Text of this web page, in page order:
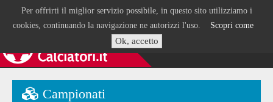
Per offrirti il miglior servizio possibile, in questo sito utilizziamo i
cookies, continuando la navigazione ne autorizzi l'uso. Scopri come
Ok, accetto
Campionati